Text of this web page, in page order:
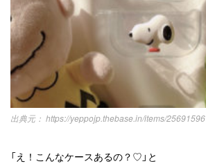
https://yeppojp.thebase.in/items/25691596
「え！こんなケースあるの？♡」と